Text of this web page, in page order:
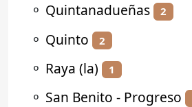
⚬ Quintanadueñas 2
⚬ Quinto 2
⚬ Raya (la) 1
⚬ San Benito - Progreso